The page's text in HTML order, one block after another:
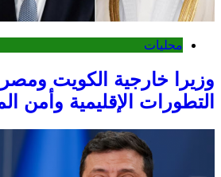
محليات
وزيرا خارجية الكويت ومصر
التطورات الإقليمية وأمن